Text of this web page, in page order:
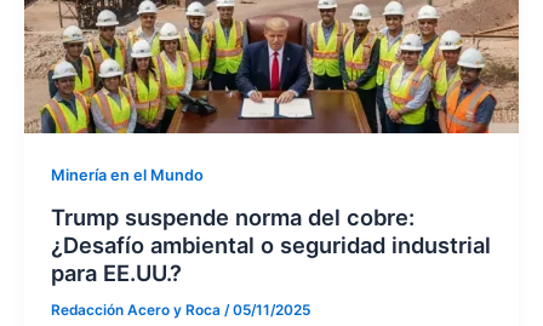
Minería en el Mundo
Trump suspende norma del cobre:
¿Desafío ambiental o seguridad industrial
para EE.UU.?
Redacción Acero y Roca /05/11/2025